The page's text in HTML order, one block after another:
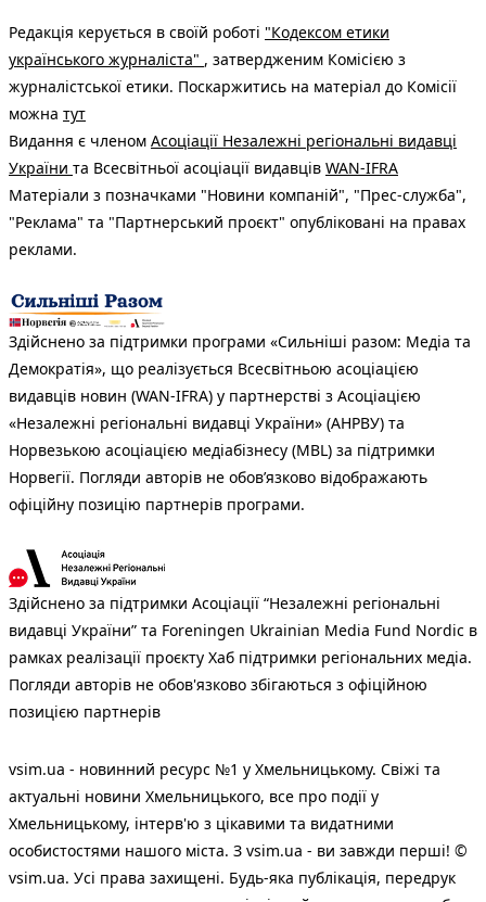
Редакція керується в своїй роботі "Кодексом етики
українського журналіста" , затвердженим Комісією з
журналістської етики. Поскаржитись на матеріал до Комісії
можна тут
Видання є членом Асоціації Незалежні регіональні видавці
України та Всесвітньої асоціації видавців WAN-IFRA
Матеріали з позначками "Новини компаній", "Прес-служба",
"Реклама" та "Партнерський проєкт" опубліковані на правах
реклами.
Здійснено за підтримки програми «Сильніші разом: Медіа та
Демократія», що реалізується Всесвітньою асоціацією
видавців новин (WAN-IFRA) у партнерстві з Асоціацією
«Незалежні регіональні видавці України» (АНРВУ) та
Норвезькою асоціацією медіабізнесу (MBL) за підтримки
Норвегії. Погляди авторів не обов’язково відображають
офіційну позицію партнерів програми.
Здійснено за підтримки Асоціації “Незалежні регіональні
видавці України” та Foreningen Ukrainian Media Fund Nordic в
рамках реалізації проєкту Хаб підтримки регіональних медіа.
Погляди авторів не обов'язково збігаються з офіційною
позицією партнерів
vsim.ua - новинний ресурс №1 у Хмельницькому. Свіжі та
актуальні новини Хмельницького, все про події у
Хмельницькому, інтерв'ю з цікавими та видатними
особистостями нашого міста. З vsim.ua - ви завжди перші! ©
vsim.ua. Усі права захищені. Будь-яка публiкацiя, передрук